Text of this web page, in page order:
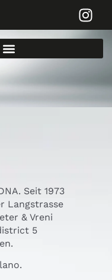
Seit 1973
Langstrasse
& Vreni
5